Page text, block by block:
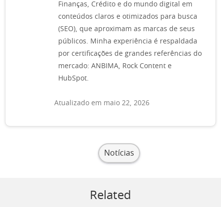
Finanças, Crédito e do mundo digital em
conteúdos claros e otimizados para busca
(SEO), que aproximam as marcas de seus
públicos. Minha experiência é respaldada
por certificações de grandes referências do
mercado: ANBIMA, Rock Content e
HubSpot.
Atualizado em maio 22, 2026
Notícias
Related